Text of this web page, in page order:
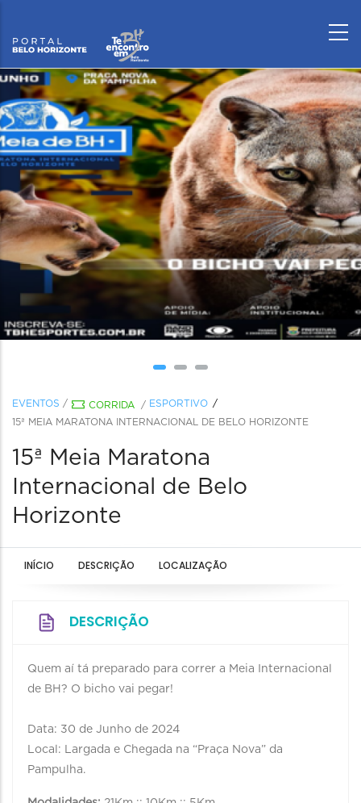
EVENTOS / CORRIDA / ESPORTIVO
15ª MEIA MARATONA INTERNACIONAL DE BELO HORIZONTE
15ª Meia Maratona
Internacional de Belo
Horizonte
INÍCIO DESCRIÇÃO LOCALIZAÇÃO
DESCRIÇÃO
Quem aí tá preparado para correr a Meia Internacional
de BH? O bicho vai pegar!
Data: 30 de Junho de 2024
Local: Largada e Chegada na “Praça Nova” da
Pampulha.